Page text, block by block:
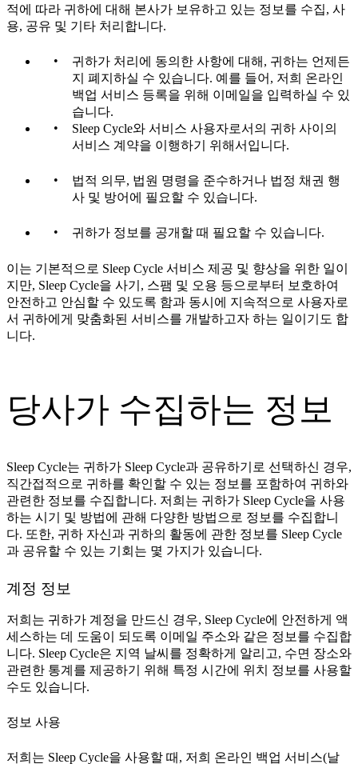
적에 따라 귀하에 대해 본사가 보유하고 있는 정보를 수집, 사
용, 공유 및 기타 처리합니다.
귀하가 처리에 동의한 사항에 대해, 귀하는 언제든
지 폐지하실 수 있습니다. 예를 들어, 저희 온라인
백업 서비스 등록을 위해 이메일을 입력하실 수 있
습니다.
Sleep Cycle와 서비스 사용자로서의 귀하 사이의
서비스 계약을 이행하기 위해서입니다.
법적 의무, 법원 명령을 준수하거나 법정 채권 행
사 및 방어에 필요할 수 있습니다.
귀하가 정보를 공개할 때 필요할 수 있습니다.
이는 기본적으로 Sleep Cycle 서비스 제공 및 향상을 위한 일이
지만, Sleep Cycle을 사기, 스팸 및 오용 등으로부터 보호하여
안전하고 안심할 수 있도록 함과 동시에 지속적으로 사용자로
서 귀하에게 맞춤화된 서비스를 개발하고자 하는 일이기도 합
니다.
당사가 수집하는 정보
Sleep Cycle는 귀하가 Sleep Cycle과 공유하기로 선택하신 경우,
직간접적으로 귀하를 확인할 수 있는 정보를 포함하여 귀하와
관련한 정보를 수집합니다. 저희는 귀하가 Sleep Cycle을 사용
하는 시기 및 방법에 관해 다양한 방법으로 정보를 수집합니
다. 또한, 귀하 자신과 귀하의 활동에 관한 정보를 Sleep Cycle
과 공유할 수 있는 기회는 몇 가지가 있습니다.
계정 정보
저희는 귀하가 계정을 만드신 경우, Sleep Cycle에 안전하게 액
세스하는 데 도움이 되도록 이메일 주소와 같은 정보를 수집합
니다. Sleep Cycle은 지역 날씨를 정확하게 알리고, 수면 장소와
관련한 통계를 제공하기 위해 특정 시간에 위치 정보를 사용할
수도 있습니다.
정보 사용
저희는 Sleep Cycle을 사용할 때, 저희 온라인 백업 서비스(날